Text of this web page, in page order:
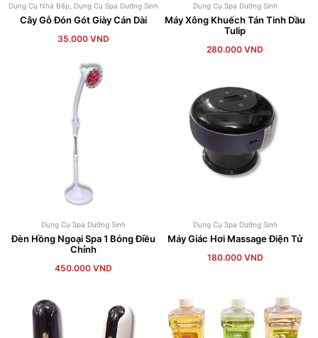
Dụng Cụ Nhà Bếp, Dụng Cụ Spa Dưỡng Sinh
Cây Gỗ Đón Gót Giày Cán Dài
35.000 VND
Dụng Cụ Spa Dưỡng Sinh
Máy Xông Khuếch Tán Tinh Dầu
Tulip
280.000 VND
Dụng Cụ Spa Dưỡng Sinh
Đèn Hồng Ngoại Spa 1 Bóng Điều
Chỉnh
450.000 VND
Dụng Cụ Spa Dưỡng Sinh
Máy Giác Hơi Massage Điện Tử
180.000 VND